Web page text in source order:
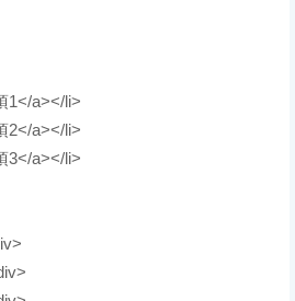
1</a></li>
2</a></li>
3</a></li>